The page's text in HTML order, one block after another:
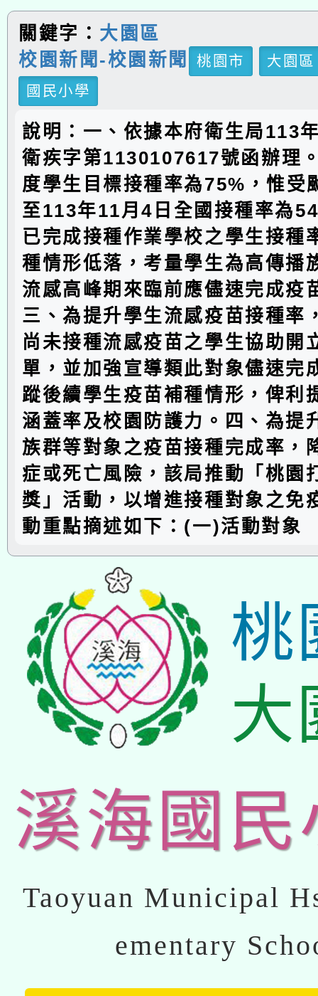
關鍵字： 大園區
校園新聞-校園新聞
桃園市
大園區
國民小學
說明：一、依據本府衛生局113
衛疾字第1130107617號函辦理
度學生目標接種率為75%，惟受
至113年11月4日全國接種率為
已完成接種作業學校之學生接種
種情形低落，考量學生為高傳播
流感高峰期來臨前應儘速完成疫
三、為提升學生流感疫苗接種率
尚未接種流感疫苗之學生協助開
單，並加強宣導類此對象儘速完
蹤後續學生疫苗補種情形，俾利
涵蓋率及校園防護力。四、為提
族群等對象之疫苗接種完成率，
症或死亡風險，該局推動「桃園
獎」活動，以增進接種對象之免
動重點摘述如下：(一)活動對象
桃
大
溪海國民
Taoyuan Municipal
ementary